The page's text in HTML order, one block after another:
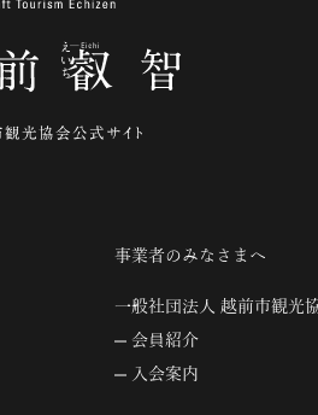
事業者のみなさまへ
一般社団法人 越前市観光
会員紹介
入会案内